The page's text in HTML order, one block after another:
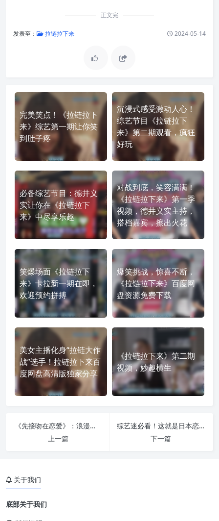
正文完
发表至： 拉链拉下来 2024-05-14
完美笑点！《拉链拉下
来》综艺第一期让你笑
到肚子疼
沉浸式感受激动人心！
综艺节目《拉链拉下
来》第二期观看，疯狂
好玩
必备综艺节目：德井义
实让你在《拉链拉下
来》中尽享乐趣
对战到底，笑容满满！
《拉链拉下来》第一季
视频，德井义实主持，
搭档嘉宾，擦出火花
笑爆场面《拉链拉下
来》卡拉新一期在即，
欢迎预约拼搏
爆笑挑战，惊喜不断，
《拉链拉下来》百度网
盘资源免费下载
美女主播化身“拉链大作
战”选手！拉链拉下来百
度网盘高清版独家分享
《拉链拉下来》第二期
视频，妙趣横生
《先接吻在恋爱》：浪漫日本相亲节目，轻松搞定爱情
上一篇
综艺迷必看！这就是日本恋爱综艺最好看的一期
下一篇
关于我们
底部关于我们